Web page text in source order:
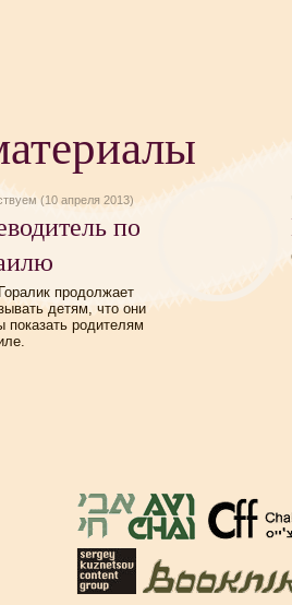
(10 апреля 2013)
по
продолжает
детям, что они
показать родителям